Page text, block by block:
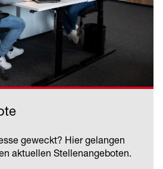
geweckt? Hier gelangen
aktuellen Stellenangeboten.